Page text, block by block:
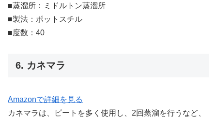
■蒸溜所：ミドルトン蒸溜所
■製法：ポットスチル
■度数：40
6. カネマラ
Amazonで詳細を見る
カネマラは、ピートを多く使用し、2回蒸溜を行うなど、